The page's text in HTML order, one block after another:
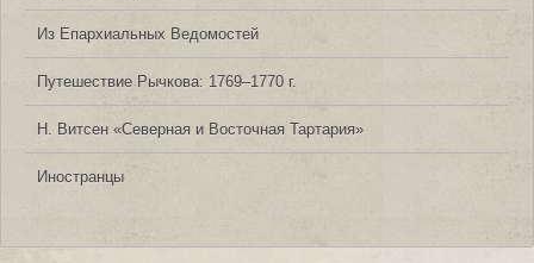
Из Епархиальных Ведомостей
Путешествие Рычкова: 1769‒1770 г.
Н. Витсен «Северная и Восточная Тартария»
Иностранцы